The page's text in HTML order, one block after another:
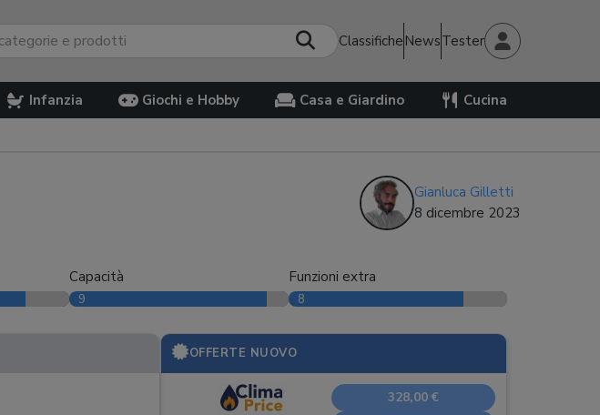
Classifiche NewsTester
Infanzia Giochi e Hobby Casa e Giardino Cucina
Gianluca Gilletti
8 dicembre 2023
Capacità
9
Funzioni extra
8
OFFERTE NUOVO
328,00 €